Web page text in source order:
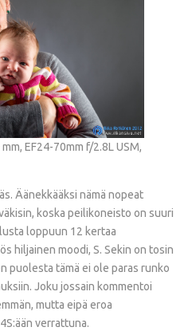
EF24-70mm f/2.8L USM,
Äänekkääksi nämä nopeat
koska peilikoneisto on suuri
loppuun 12 kertaa
hiljainen moodi, S. Sekin on tosin
puolesta tämä ei ole paras runko
Joku jossain kommentoi
mutta eipä eroa
verrattuna.